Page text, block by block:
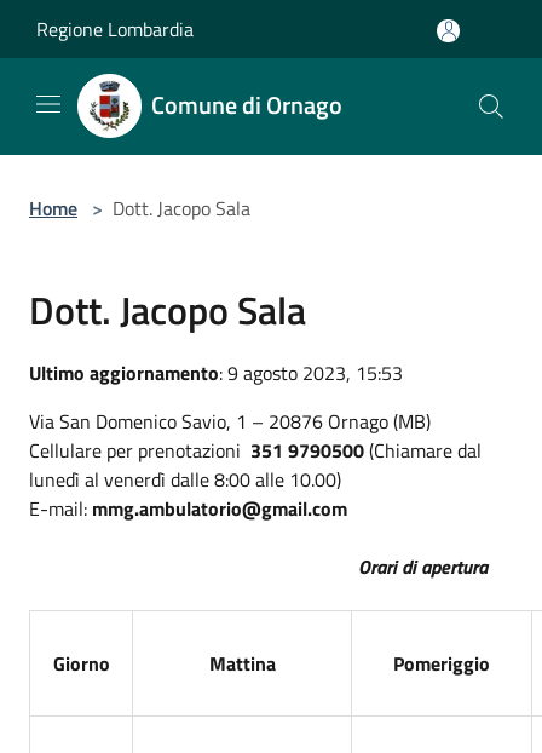
Regione Lombardia
Comune di Ornago
Home > Dott. Jacopo Sala
Dott. Jacopo Sala
Ultimo aggiornamento: 9 agosto 2023, 15:53
Via San Domenico Savio, 1 – 20876 Ornago (MB)
Cellulare per prenotazioni 351 9790500(Chiamare dal
lunedì al venerdì dalle 8:00 alle 10.00)
E-mail: mmg.ambulatorio@gmail.com
Orari di apertura
Giorno Mattina Pomeriggio